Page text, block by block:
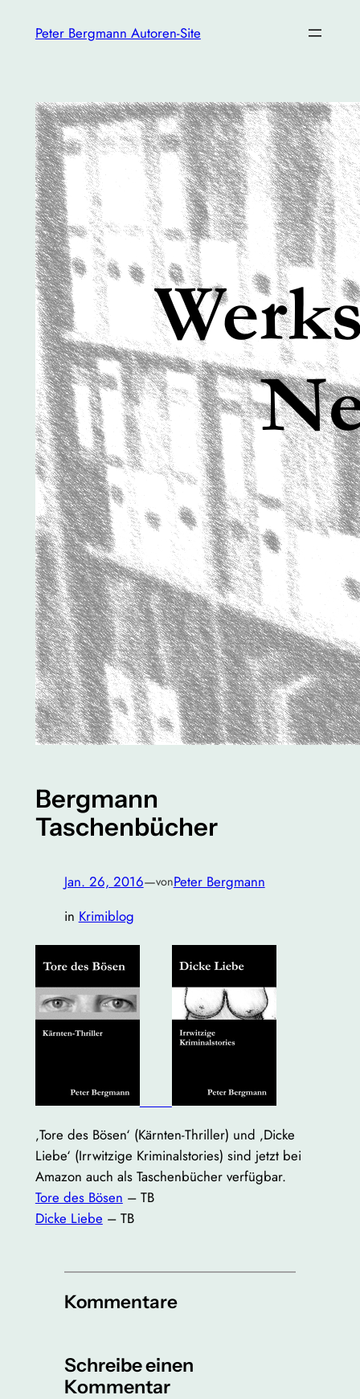
InhaltPeter Bergmann Autoren-Site
Bergmann
Taschenbücher
Jan. 26, 2016—vonPeter Bergmann
in Krimiblog
‚Tore des Bösen‘ (Kärnten-Thriller) und ‚Dicke
Liebe‘ (Irrwitzige Kriminalstories) sind jetzt bei
Amazon auch als Taschenbücher verfügbar.
Tore des Bösen – TB
Dicke Liebe – TB
Kommentare
Schreibe einen
Kommentar